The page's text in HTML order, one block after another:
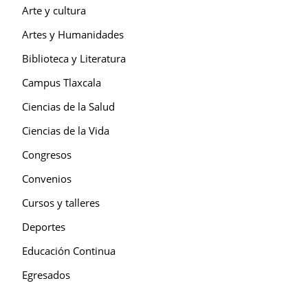
Arte y cultura
Artes y Humanidades
Biblioteca y Literatura
Campus Tlaxcala
Ciencias de la Salud
Ciencias de la Vida
Congresos
Convenios
Cursos y talleres
Deportes
Educación Continua
Egresados